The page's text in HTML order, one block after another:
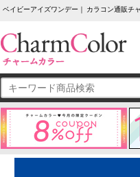
ベイビーアイズワンデー｜ カラコン通販チ